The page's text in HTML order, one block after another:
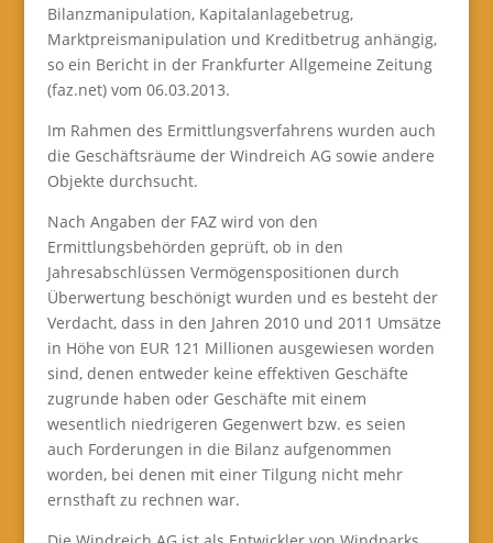
Bilanzmanipulation, Kapitalanlagebetrug,
Marktpreismanipulation und Kreditbetrug anhängig,
so ein Bericht in der Frankfurter Allgemeine Zeitung
(faz.net) vom 06.03.2013.
Im Rahmen des Ermittlungsverfahrens wurden auch
die Geschäftsräume der Windreich AG sowie andere
Objekte durchsucht.
Nach Angaben der FAZ wird von den
Ermittlungsbehörden geprüft, ob in den
Jahresabschlüssen Vermögenspositionen durch
Überwertung beschönigt wurden und es besteht der
Verdacht, dass in den Jahren 2010 und 2011 Umsätze
in Höhe von EUR 121 Millionen ausgewiesen worden
sind, denen entweder keine effektiven Geschäfte
zugrunde haben oder Geschäfte mit einem
wesentlich niedrigeren Gegenwert bzw. es seien
auch Forderungen in die Bilanz aufgenommen
worden, bei denen mit einer Tilgung nicht mehr
ernsthaft zu rechnen war.